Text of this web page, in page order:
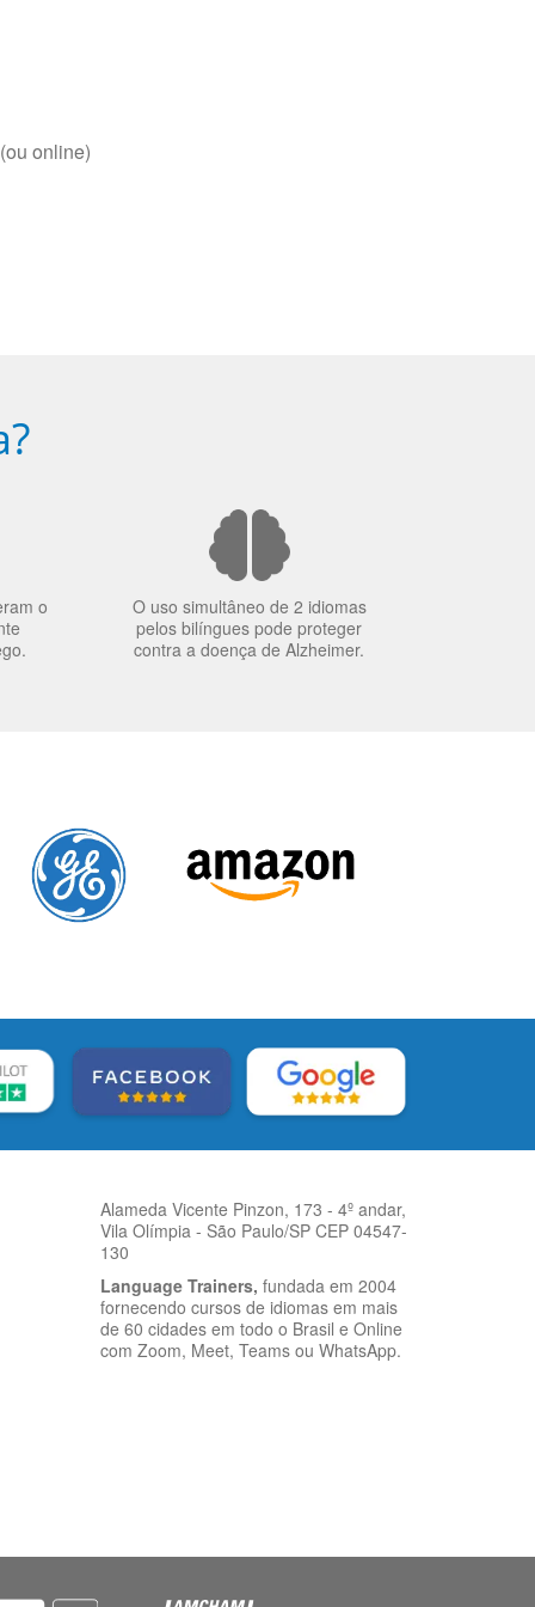
online)
o
O uso simultâneo de 2 idiomas
pelos bilíngues pode proteger
contra a doença de Alzheimer.
Alameda Vicente Pinzon, 173 - 4º andar,
Vila Olímpia - São Paulo/SP CEP 04547-
130
Language Trainers, fundada em 2004
fornecendo cursos de idiomas em mais
de 60 cidades em todo o Brasil e Online
com Zoom, Meet, Teams ou WhatsApp.